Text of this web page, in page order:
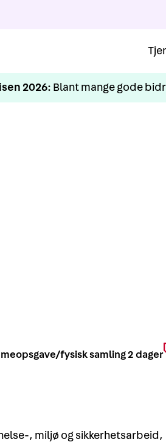
2026: Blant mange gode
fysisk samling 2 dager
, miljø og sikkerhetsarbeid,